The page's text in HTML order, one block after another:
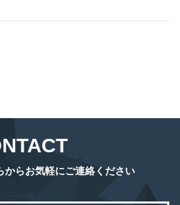
からお気軽にご連絡ください